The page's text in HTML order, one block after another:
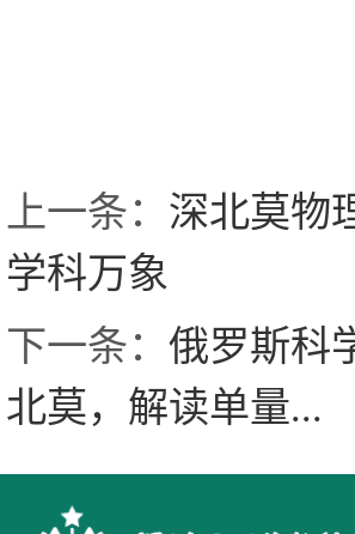
上一条： 深北莫物
学科万象
下一条： 俄罗斯科
北莫，解读单量...